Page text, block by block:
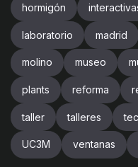
hormigón
laboratorio madrid
molino museo
plants reforma
taller talleres
UC3M ventanas